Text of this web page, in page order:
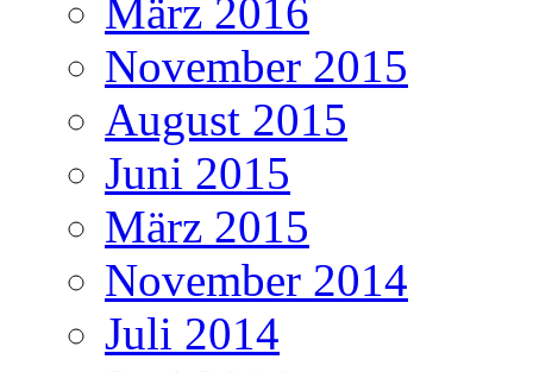
März 2016
November 2015
August 2015
Juni 2015
März 2015
November 2014
Juli 2014